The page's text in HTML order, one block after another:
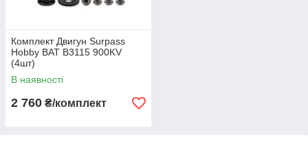
Комплект Двигун Surpass
Hobby BAT B3115 900KV
(4шт)
В наявності
2 760 ₴/комплект